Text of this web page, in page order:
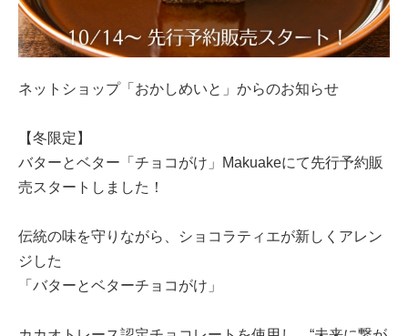
ネットショップ「おかしめいと」からのお知らせ
【冬限定】
バターとベター「チョコがけ」Makuakeにて先行予約販
売スタートしました！
伝統の味を守りながら、ショコラティエが新しくアレン
ジした
「バターとベターチョコがけ」